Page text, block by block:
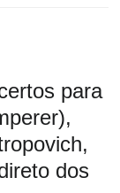
para
dos